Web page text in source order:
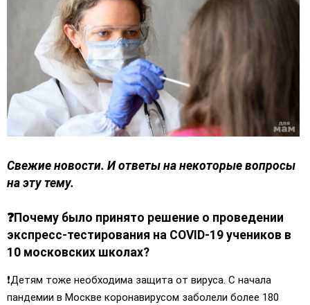
Свежие новости. И ответы на некоторые вопросы
на эту тему.
❓Почему было принято решение о проведении
экспресс-тестирования на COVID-19 учеников в
10 московских школах?
❗️Детям тоже необходима защита от вируса. С начала
пандемии в Москве коронавирусом заболели более 180